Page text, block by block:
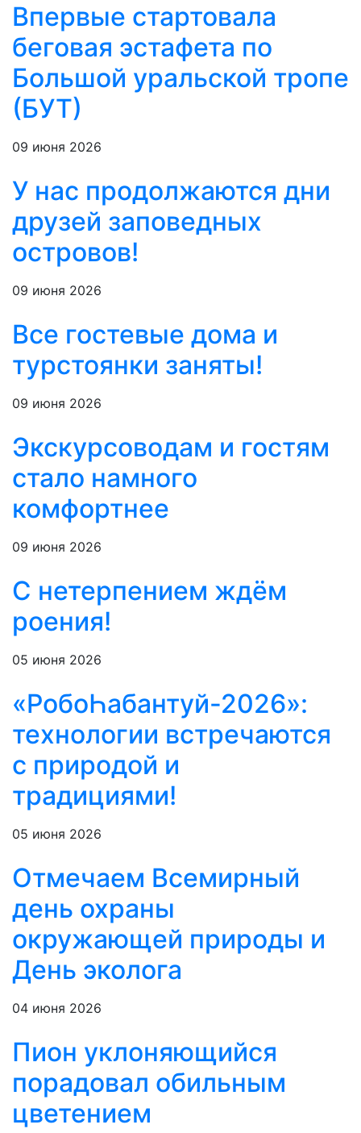
Впервые стартовала
беговая эстафета по
Большой уральской тропе
(БУТ)
09 июня 2026
У нас продолжаются дни
друзей заповедных
островов!
09 июня 2026
Все гостевые дома и
турстоянки заняты!
09 июня 2026
Экскурсоводам и гостям
стало намного
комфортнее
09 июня 2026
С нетерпением ждём
роения!
05 июня 2026
«РобоҺабантуй-2026»:
технологии встречаются
с природой и
традициями!
05 июня 2026
Отмечаем Всемирный
день охраны
окружающей природы и
День эколога
04 июня 2026
Пион уклоняющийся
порадовал обильным
цветением